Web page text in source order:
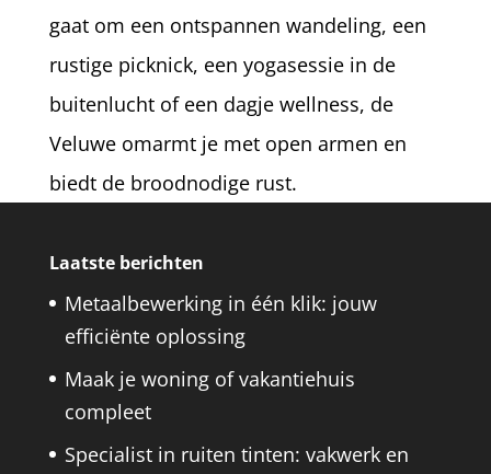
gaat om een ontspannen wandeling, een
rustige picknick, een yogasessie in de
buitenlucht of een dagje wellness, de
Veluwe omarmt je met open armen en
biedt de broodnodige rust.
Laatste berichten
Metaalbewerking in één klik: jouw
efficiënte oplossing
Maak je woning of vakantiehuis
compleet
Specialist in ruiten tinten: vakwerk en